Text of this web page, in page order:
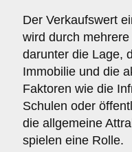
Der Verkaufswert
wird durch
darunter die Lage,
Immobilie und die
Faktoren wie die
Schulen oder
die allgemeine
spielen eine Rolle.